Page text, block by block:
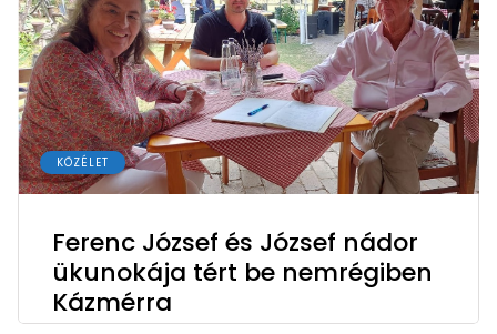
KÖZÉLET
Ferenc József és József nádor
ükunokája tért be nemrégiben
Kázmérra